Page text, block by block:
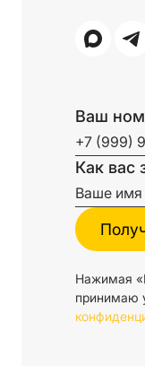
Ваш
Как вас
Нажимая
принимаю